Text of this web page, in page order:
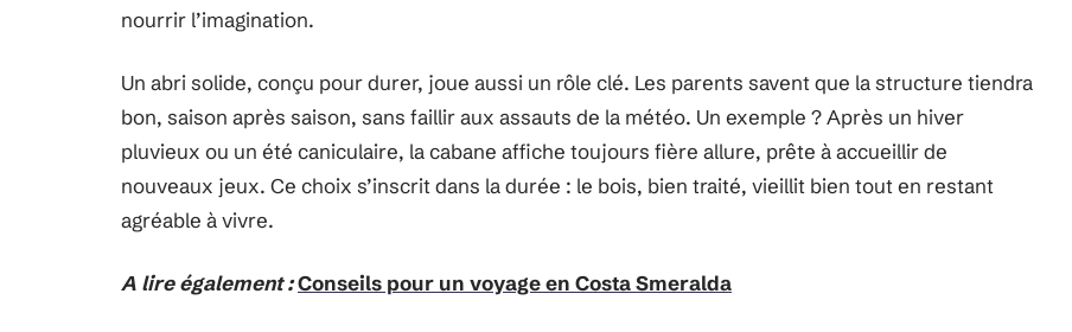
nourrir l’imagination.
Un abri solide, conçu pour durer, joue aussi un rôle clé. Les parents savent que la structure tiendra
bon, saison après saison, sans faillir aux assauts de la météo. Un exemple ? Après un hiver
pluvieux ou un été caniculaire, la cabane affiche toujours fière allure, prête à accueillir de
nouveaux jeux. Ce choix s’inscrit dans la durée : le bois, bien traité, vieillit bien tout en restant
agréable à vivre.
A lire également :Conseils pour un voyage en Costa Smeralda